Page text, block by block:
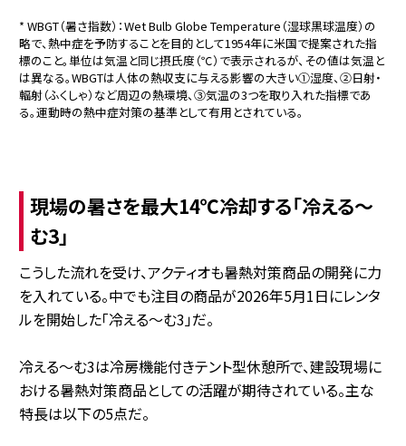
* WBGT（暑さ指数）：Wet Bulb Globe Temperature（湿球黒球温度）の
略で、熱中症を予防することを目的として1954年に米国で提案された指
標のこと。単位は気温と同じ摂氏度（℃）で表示されるが、その値は気温と
は異なる。WBGTは人体の熱収支に与える影響の大きい①湿度、②日射・
輻射（ふくしゃ）など周辺の熱環境、③気温の3つを取り入れた指標であ
る。運動時の熱中症対策の基準として有用とされている。
現場の暑さを最大14℃冷却する「冷える～
む3」
こうした流れを受け、アクティオも暑熱対策商品の開発に力
を入れている。中でも注目の商品が2026年5月1日にレンタ
ルを開始した「冷える～む3」だ。
冷える～む3は冷房機能付きテント型休憩所で、建設現場に
おける暑熱対策商品としての活躍が期待されている。主な
特長は以下の5点だ。